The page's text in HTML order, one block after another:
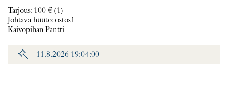
Tarjous: 100 € (1)
Johtava huuto:ostos1
Kaivopihan Pantti
11.8.2026 19:04:00